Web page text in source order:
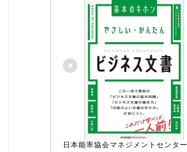
日本能率協会マネジメントセンター